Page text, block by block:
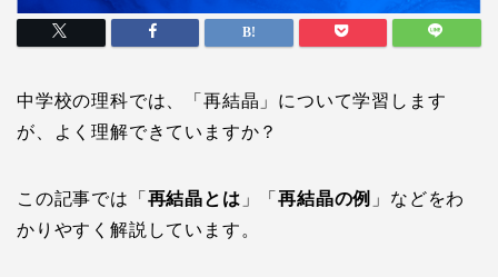
中学校の理科では、「再結晶」について学習します
が、よく理解できていますか？
この記事では「 再結晶とは 」「再結晶の例 」などをわ
かりやすく解説しています。